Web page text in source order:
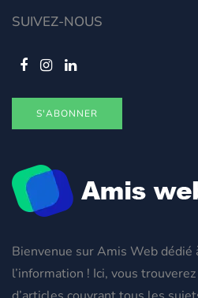
Bienvenue sur Amis Web dédié
l’information ! Ici, vous
SUIVEZ-NOUS
S'ABONNER